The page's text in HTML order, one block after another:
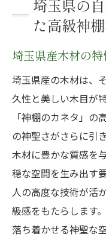
埼玉県の
た高級神
埼玉県産木材の
埼玉県産の木材は、
久性と美しい木目が
「神棚のカネタ」の
の神聖さがさらに引
木材に豊かな質感を
穏な空間を生み出す
人の高度な技術が活
級感をもたらします
落ち着かせる神聖な